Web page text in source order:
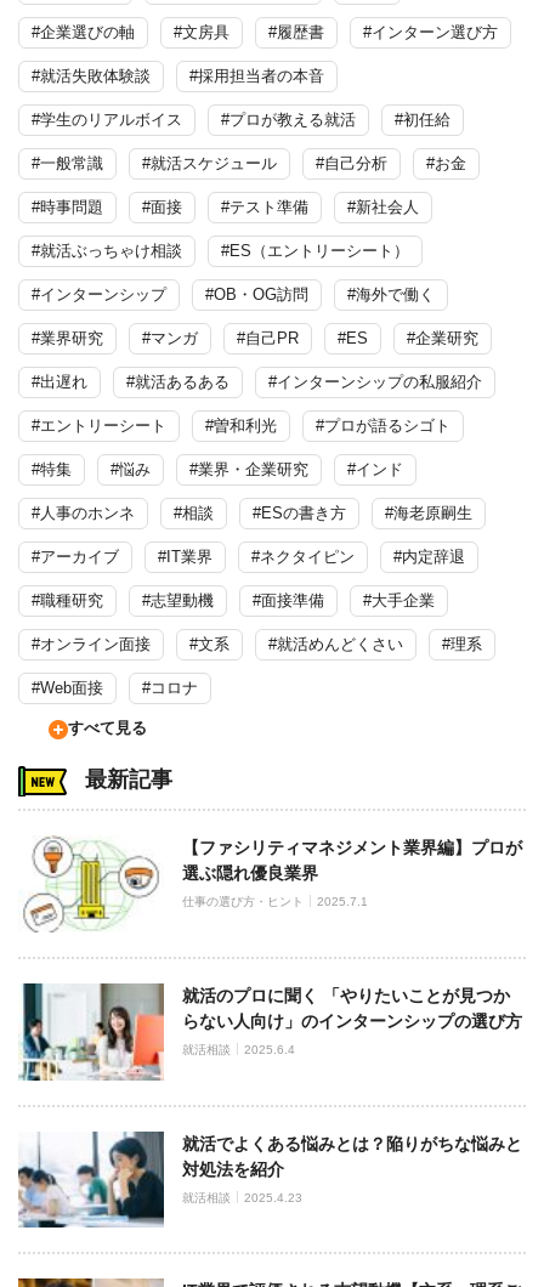
#企業選びの軸 #文房具 #履歴書 #インターン選び方
#就活失敗体験談 #採用担当者の本音
#学生のリアルボイス #プロが教える就活 #初任給
#一般常識 #就活スケジュール #自己分析 #お金
#時事問題 #面接 #テスト準備 #新社会人
#就活ぶっちゃけ相談 #ES（エントリーシート）
#インターンシップ #OB・OG訪問 #海外で働く
#業界研究 #マンガ #自己PR #ES #企業研究
#出遅れ #就活あるある #インターンシップの私服紹介
#エントリーシート #曽和利光 #プロが語るシゴト
#特集 #悩み #業界・企業研究 #インド
#人事のホンネ #相談 #ESの書き方 #海老原嗣生
#アーカイブ #IT業界 #ネクタイピン #内定辞退
#職種研究 #志望動機 #面接準備 #大手企業
#オンライン面接 #文系 #就活めんどくさい #理系
#Web面接 #コロナ
すべて見る
最新記事
【ファシリティマネジメント業界編】プロが
選ぶ隠れ優良業界
仕事の選び方・ヒント 2025.7.1
就活のプロに聞く 「やりたいことが見つか
らない人向け」のインターンシップの選び方
就活相談 2025.6.4
就活でよくある悩みとは？陥りがちな悩みと
対処法を紹介
就活相談 2025.4.23